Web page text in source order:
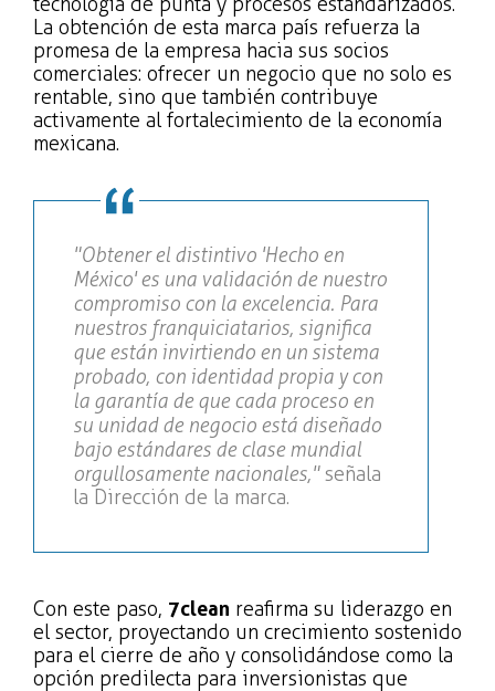
La obtención de esta marca país refuerza la
promesa de la empresa hacia sus socios
comerciales: ofrecer un negocio que no solo es
rentable, sino que también contribuye
activamente al fortalecimiento de la economía
mexicana.
"Obtener el distintivo 'Hecho en
México' es una validación de nuestro
compromiso con la excelencia. Para
nuestros franquiciatarios, significa
que están invirtiendo en un sistema
probado, con identidad propia y con
la garantía de que cada proceso en
su unidad de negocio está diseñado
bajo estándares de clase mundial
orgullosamente nacionales,"señala
la Dirección de la marca.
Con este paso, 7clean reafirma su liderazgo en
el sector, proyectando un crecimiento sostenido
para el cierre de año y consolidándose como la
opción predilecta para inversionistas que